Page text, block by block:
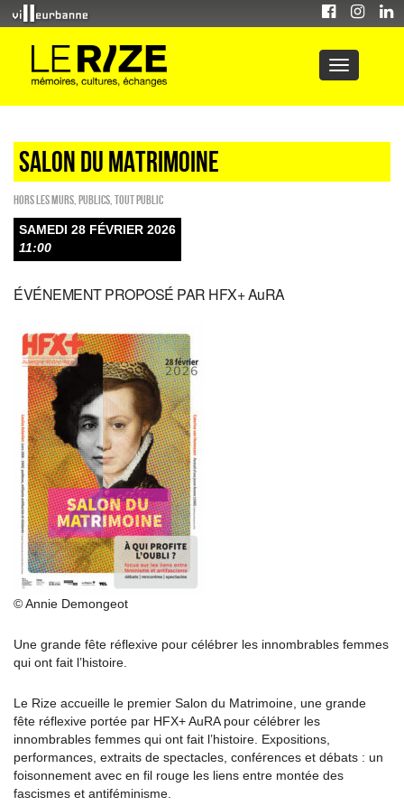
SALON DU MATRIMOINE
HORS LES MURS PUBLICS Tout public
SAMEDI 28 FÉVRIER 2026
11:00
ÉVÉNEMENT PROPOSÉ PAR HFX+ AuRA
© Annie Demongeot
Une grande fête réflexive pour célébrer les innombrables femmes
qui ont fait l’histoire.
Le Rize accueille le premier Salon du Matrimoine, une grande
fête réflexive portée par HFX+ AuRA pour célébrer les
innombrables femmes qui ont fait l’histoire. Expositions,
performances, extraits de spectacles, conférences et débats : un
foisonnement avec en fil rouge les liens entre montée des
fascismes et antiféminisme.